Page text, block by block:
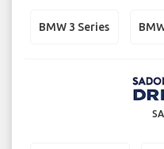
BMW 3 Series